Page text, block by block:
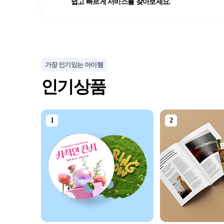
쉽고 빠르게 서비스를 찾아보세요.
인기상품
가장 인기있는 아이템
1 2